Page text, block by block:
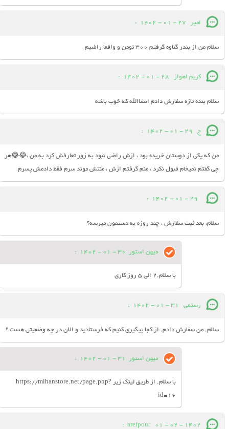
امیر 27 - 01 - 1402
:
سلام من از بندر گناوه گرفتم 300 تومن و واقعا راضیم
کریم اهواز 28 - 01 - 1402
:
سلام بنده تازه سفارش دادم انشاالله که خوب باشه
ح 29 - 01 - 1402
:
من که یکی از دوستان خریده بود ، ازش راضی نبود به زور تعارفش کرد به من ،😂😂هر
چی گفتم نمیخام قبول نکرد ، منم گرفتم ازش ، منتش موند سرم فقط دادمش پسرم
29 - 01 - 1402
:
سلام، بعد ثبت سفارش ، چند روزه به دستمون میرسه؟
میهن استور 30 - 01 - 1402
:
با سلام.2 الی 5 روز کاری
رستمی 31 - 01 - 1402
:
سلام. من سفارش دادم. از کجا پیگیری کنیم که فرستادید و الان در چه وضعیتی هست ؟
میهن استور 31 - 01 - 1402
:
با سلام. از طریق لینک زیر https://mihanstore.net/page.php?
id=16
arefpour 01 - 02 - 1402
: